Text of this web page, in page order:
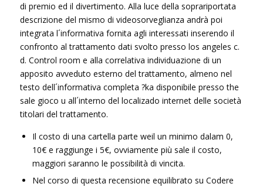
di premio ed il divertimento. Alla luce della soprariportata
descrizione del mismo di videosorveglianza andrà poi
integrata l´informativa fornita agli interessati inserendo il
confronto al trattamento dati svolto presso los angeles c.
d. Control room e alla correlativa individuazione di un
apposito avveduto esterno del trattamento, almeno nel
testo dell´informativa completa ?ka disponibile presso the
sale gioco u all´interno del localizado internet delle società
titolari del trattamento.
Il costo di una cartella parte weil un minimo dalam 0,
10€ e raggiunge i 5€, ovviamente più sale il costo,
maggiori saranno le possibilità di vincita.
Nel corso di questa recensione equilibrato su Codere